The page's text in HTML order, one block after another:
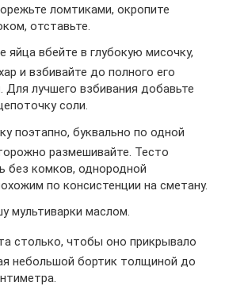
ломтиками, окропите
отставьте.
яйца вбейте в глубокую мисочку,
и взбивайте до полного его
Для лучшего взбивания добавьте
соли.
поэтапно, буквально по одной
размешивайте. Тесто
без комков, однородной
по консистенции на сметану.
мультиварки маслом.
столько, чтобы оно прикрывало
небольшой бортик толщиной до